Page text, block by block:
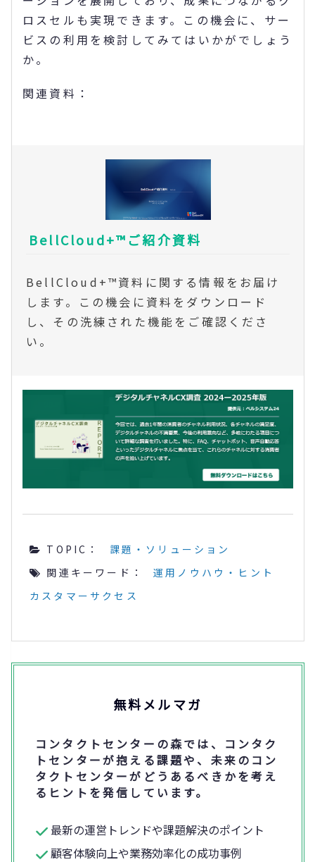
ロスセルも実現できます。この機会に、サー
ビスの利用を検討してみてはいかがでしょう
か。
関連資料：
BellCloud+™ご紹介資料
BellCloud+™資料に関する情報をお届け
します。この機会に資料をダウンロード
し、その洗練された機能をご確認くださ
い。
TOPIC：
課題・ソリューション
関連キーワード：
運用ノウハウ・ヒント
カスタマーサクセス
無料メルマガ
コンタクトセンターの森では、コンタク
トセンターが抱える課題や、未来のコン
タクトセンターがどうあるべきかを考え
るヒントを発信しています。
最新の運営トレンドや課題解決のポイント
顧客体験向上や業務効率化の成功事例